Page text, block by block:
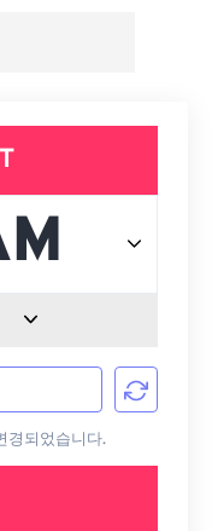
경되었습니다.